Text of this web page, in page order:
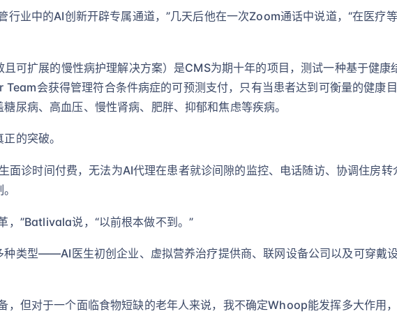
行业中的AI创新开辟专属通道，”几天后他在一次Zoom通话中说道，“在医疗
且可扩展的慢性病护理解决方案）是CMS为期十年的项目，测试一种基于健
Team会获得管理符合条件病症的可预测支付，只有当患者达到可衡量的健康
尿病、高血压、慢性肾病、肥胖、抑郁和焦虑等疾病。
的突破。
面诊时间付费，无法为AI代理在患者就诊间隙的监控、电话随访、协调住房
，”Batlivala说，“以前根本做不到。”
种类型——AI医生初创企业、虚拟营养治疗提供商、联网设备公司以及可穿
，但对于一个面临食物短缺的老年人来说，我不确定Whoop能发挥多大作用